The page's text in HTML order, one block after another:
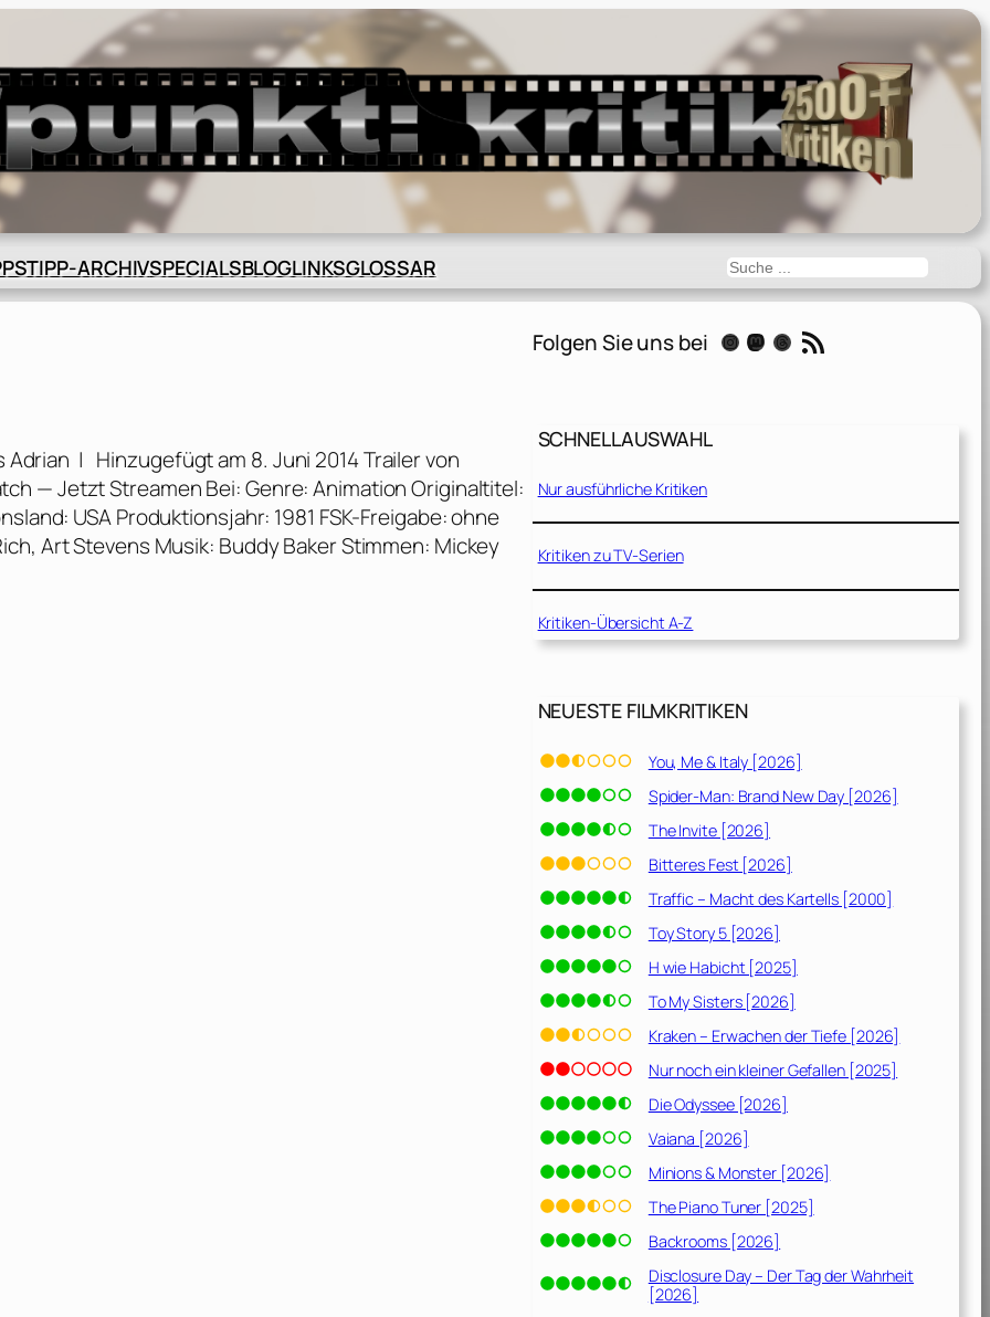
TIPP-ARCHIVSPECIALSBLOGLINKSGLOSSAR Suchen
| Hinzugefügt am 8. Juni 2014 Trailer von
— Jetzt Streamen Bei: Genre: Animation Originaltitel:
USA Produktionsjahr: 1981 FSK-Freigabe: ohne
Art Stevens Musik: Buddy Baker Stimmen: Mickey
Folgen Sie uns bei Instagram Mastodon Threads RSS-Feed
SCHNELLAUSWAHL
Nur ausführliche Kritiken
Kritiken zu TV-Serien
Kritiken-Übersicht A-Z
NEUESTE FILMKRITIKEN
You, Me & Italy [2026]
Spider-Man: Brand New Day [2026]
The Invite [2026]
Bitteres Fest [2026]
Traffic – Macht des Kartells [2000]
Toy Story 5 [2026]
H wie Habicht [2025]
To My Sisters [2026]
Kraken – Erwachen der Tiefe [2026]
Nur noch ein kleiner Gefallen [2025]
Die Odyssee [2026]
Vaiana [2026]
Minions & Monster [2026]
The Piano Tuner [2025]
Backrooms [2026]
Disclosure Day – Der Tag der Wahrheit
[2026]